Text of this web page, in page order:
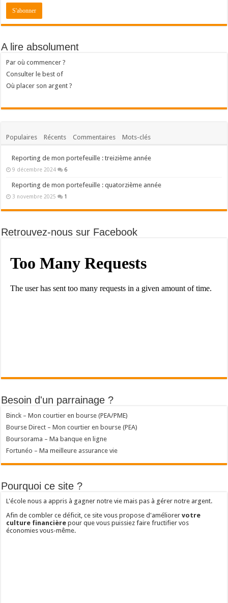
A lire absolument
Par où commencer ?
Consulter le best of
Où placer son argent ?
Populaires Récents Commentaires Mots-clés
Reporting de mon portefeuille : treizième année
9 décembre 2024 6
Reporting de mon portefeuille : quatorzième année
3 novembre 2025 1
Retrouvez-nous sur Facebook
Besoin d'un parrainage ?
Binck – Mon courtier en bourse (PEA/PME)
Bourse Direct – Mon courtier en bourse (PEA)
Boursorama – Ma banque en ligne
Fortunéo – Ma meilleure assurance vie
Pourquoi ce site ?
L'école nous a appris à gagner notre vie mais pas à gérer notre argent.
Afin de combler ce déficit, ce site vous propose d'améliorervotre
culture financière pour que vous puissiez faire fructifier vos
économies vous-même.